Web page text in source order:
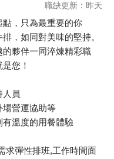
職缺更新：昨天
點，只為最重要的你
，如同對美味的堅持。
夥伴一同淬煉精彩職
您！
人員
場營運協助等
溫度的用餐體驗
求彈性排班,工作時間面